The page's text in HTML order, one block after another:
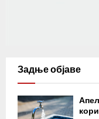
Задње објаве